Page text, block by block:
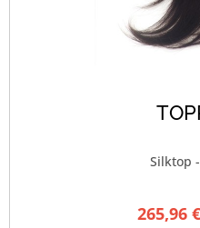
Silktop
265,96